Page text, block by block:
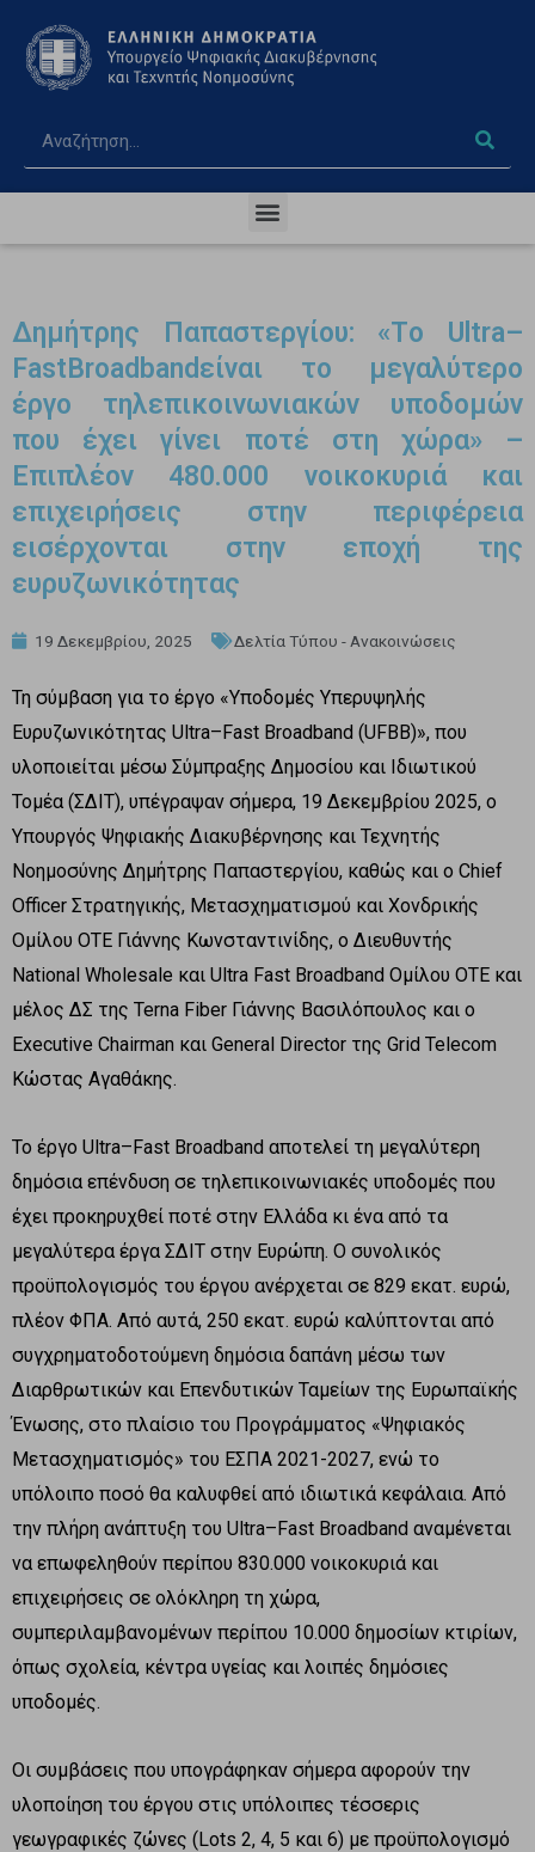
Δημήτρης Παπαστεργίου: «Tο Ultra–
FastBroadbandείναι το μεγαλύτερο
έργο τηλεπικοινωνιακών υποδομών
που έχει γίνει ποτέ στη χώρα» –
Επιπλέον 480.000 νοικοκυριά και
επιχειρήσεις στην περιφέρεια
εισέρχονται στην εποχή της
ευρυζωνικότητας
19 Δεκεμβρίου, 2025 Δελτία Τύπου - Ανακοινώσεις
Τη σύμβαση για το έργο «Υποδομές Υπερυψηλής
Ευρυζωνικότητας Ultra–Fast Broadband (UFBB)», που
υλοποιείται μέσω Σύμπραξης Δημοσίου και Ιδιωτικού
Τομέα (ΣΔΙΤ), υπέγραψαν σήμερα, 19 Δεκεμβρίου 2025, ο
Υπουργός Ψηφιακής Διακυβέρνησης και Τεχνητής
Νοημοσύνης Δημήτρης Παπαστεργίου, καθώς και ο Chief
Officer Στρατηγικής, Μετασχηματισμού και Χονδρικής
Ομίλου ΟΤΕ Γιάννης Κωνσταντινίδης, ο Διευθυντής
National Wholesale και Ultra Fast Broadband Ομίλου ΟΤΕ και
μέλος ΔΣ της Terna Fiber Γιάννης Βασιλόπουλος και ο
Executive Chairman και General Director της Grid Telecom
Κώστας Αγαθάκης.
Το έργο Ultra–Fast Broadband αποτελεί τη μεγαλύτερη
δημόσια επένδυση σε τηλεπικοινωνιακές υποδομές που
έχει προκηρυχθεί ποτέ στην Ελλάδα κι ένα από τα
μεγαλύτερα έργα ΣΔΙΤ στην Ευρώπη. Ο συνολικός
προϋπολογισμός του έργου ανέρχεται σε 829 εκατ. ευρώ,
πλέον ΦΠΑ. Από αυτά, 250 εκατ. ευρώ καλύπτονται από
συγχρηματοδοτούμενη δημόσια δαπάνη μέσω των
Διαρθρωτικών και Επενδυτικών Ταμείων της Ευρωπαϊκής
Ένωσης, στο πλαίσιο του Προγράμματος «Ψηφιακός
Μετασχηματισμός» του ΕΣΠΑ 2021-2027, ενώ το
υπόλοιπο ποσό θα καλυφθεί από ιδιωτικά κεφάλαια. Από
την πλήρη ανάπτυξη του Ultra–Fast Broadband αναμένεται
να επωφεληθούν περίπου 830.000 νοικοκυριά και
επιχειρήσεις σε ολόκληρη τη χώρα,
συμπεριλαμβανομένων περίπου 10.000 δημοσίων κτιρίων,
όπως σχολεία, κέντρα υγείας και λοιπές δημόσιες
υποδομές.
Οι συμβάσεις που υπογράφηκαν σήμερα αφορούν την
υλοποίηση του έργου στις υπόλοιπες τέσσερις
γεωγραφικές ζώνες (Lots 2, 4, 5 και 6) με προϋπολογισμό